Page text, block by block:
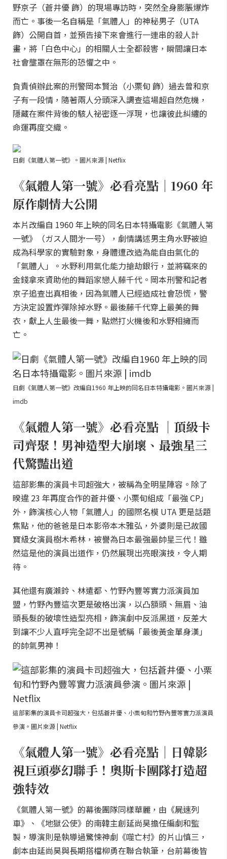
野京子（蒼井優 飾）的現場專訪時，突然全身膨脹爆炸
而亡。事後一名自稱是「氣體人」的神秘男子（UTA
飾）公開自首，並預告接下來會進行一連串的殺人計
畫，將「白色中心」的相關人士全都殺害，瞬間讓日本
社會壟罩在無形的恐懼之中。
負責偵辦此案的刑警岡本賢治（小栗旬 飾）過去曾和京
子有一段情，隨著兩人分頭深入調查這場超自然危機，
隱藏在案件背後的駭人祕密逐一浮現，也讓彼此糾纏的
命運再度交織。
日劇《氣體人第一號》。圖片來源 | Netflix
《氣體人第一號》必看亮點｜1960 年
原作劇情大公開
本片改編自 1960 年上映的同名日本特攝電影《氣體人第
一號》（ガス人間㐧一号），劇情講述男主角水野被迫
成為科學家的實驗對象，身體遭改造為能自由氣化的
「氣體人」。水野利用氣化能力搶劫銀行，並將竊來的
金錢拿來資助他的舞蹈家戀人藤千代。岡本刑警和記者
京子追查出真相後，因為氣體人已經造成社會恐慌，警
方決定設置炸彈除掉水野。最後藤千代穿上最美的舞
衣，獻上人生最後一舞，點燃打火機後和水野相擁而
亡。
日劇《氣體人第一號》改編自1960 年上映的同名日本特攝電影。圖片來源 |
imdb
《氣體人第一號》必看亮點 ｜頂級卡
司齊聚！男神造型大崩壞、最強星三
代驚豔出道
這部影集的演員卡司超強大，被稱為全明星陣容。除了
暌違 23 年再度合作的蒼井優、小栗旬組成「最強 CP」
外，飾演核心人物「氣體人」的國際名模 UTA 更是話題
焦點，他的爸爸是日本影帝本木雅弘，外婆則是已故國
寶級女演員樹木希林，被譽為日本最強最帥星三代！雖
然這是他的演員出道作，仍然展現出亮眼演技，令人期
待。
其他還有廣瀨鈴、林遣都、竹野內豐等實力派演員加
盟，竹野內豐這次更是破格出演，以凸額頭、無眉、油
頭長髮的破壞性造型亮相，飾演劇中反派黑道，反差大
到讓不少人直呼完全認不出是號稱「最後黃金單身漢」
的帥氣男神！
這部影集的演員卡司超強大，包括蒼井優、小栗旬和竹野內豐等實力派演員
參演。圖片來源 | Netflix
《氣體人第一號》必看亮點｜日韓影
視巨頭夢幻聯手！奧斯卡團隊打造超
強特效
《氣體人第一號》的幕後團隊同樣華麗，由《屍速列
車》、《地獄公使》的南韓主創延尚昊擔任編劇和監
製，導演則是執導過驚悚神劇《噬亡村》的片山慎三，
劇本由延尚昊與長期搭檔柳勇在聯合執筆，台前幕後皆